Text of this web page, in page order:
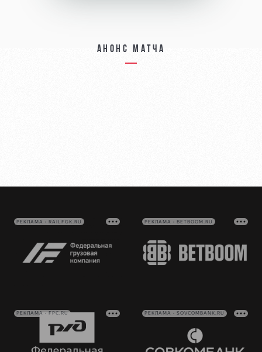
Анонс матча
РЕКЛАМА • RAILFGK.RU РЕКЛАМА • BETBOOM.RU
РЕКЛАМА • FPC.RU РЕКЛАМА • SOVCOMBANK.RU